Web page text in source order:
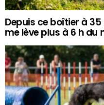
Depuis ce boîtier à
me lève plus à 6 h du